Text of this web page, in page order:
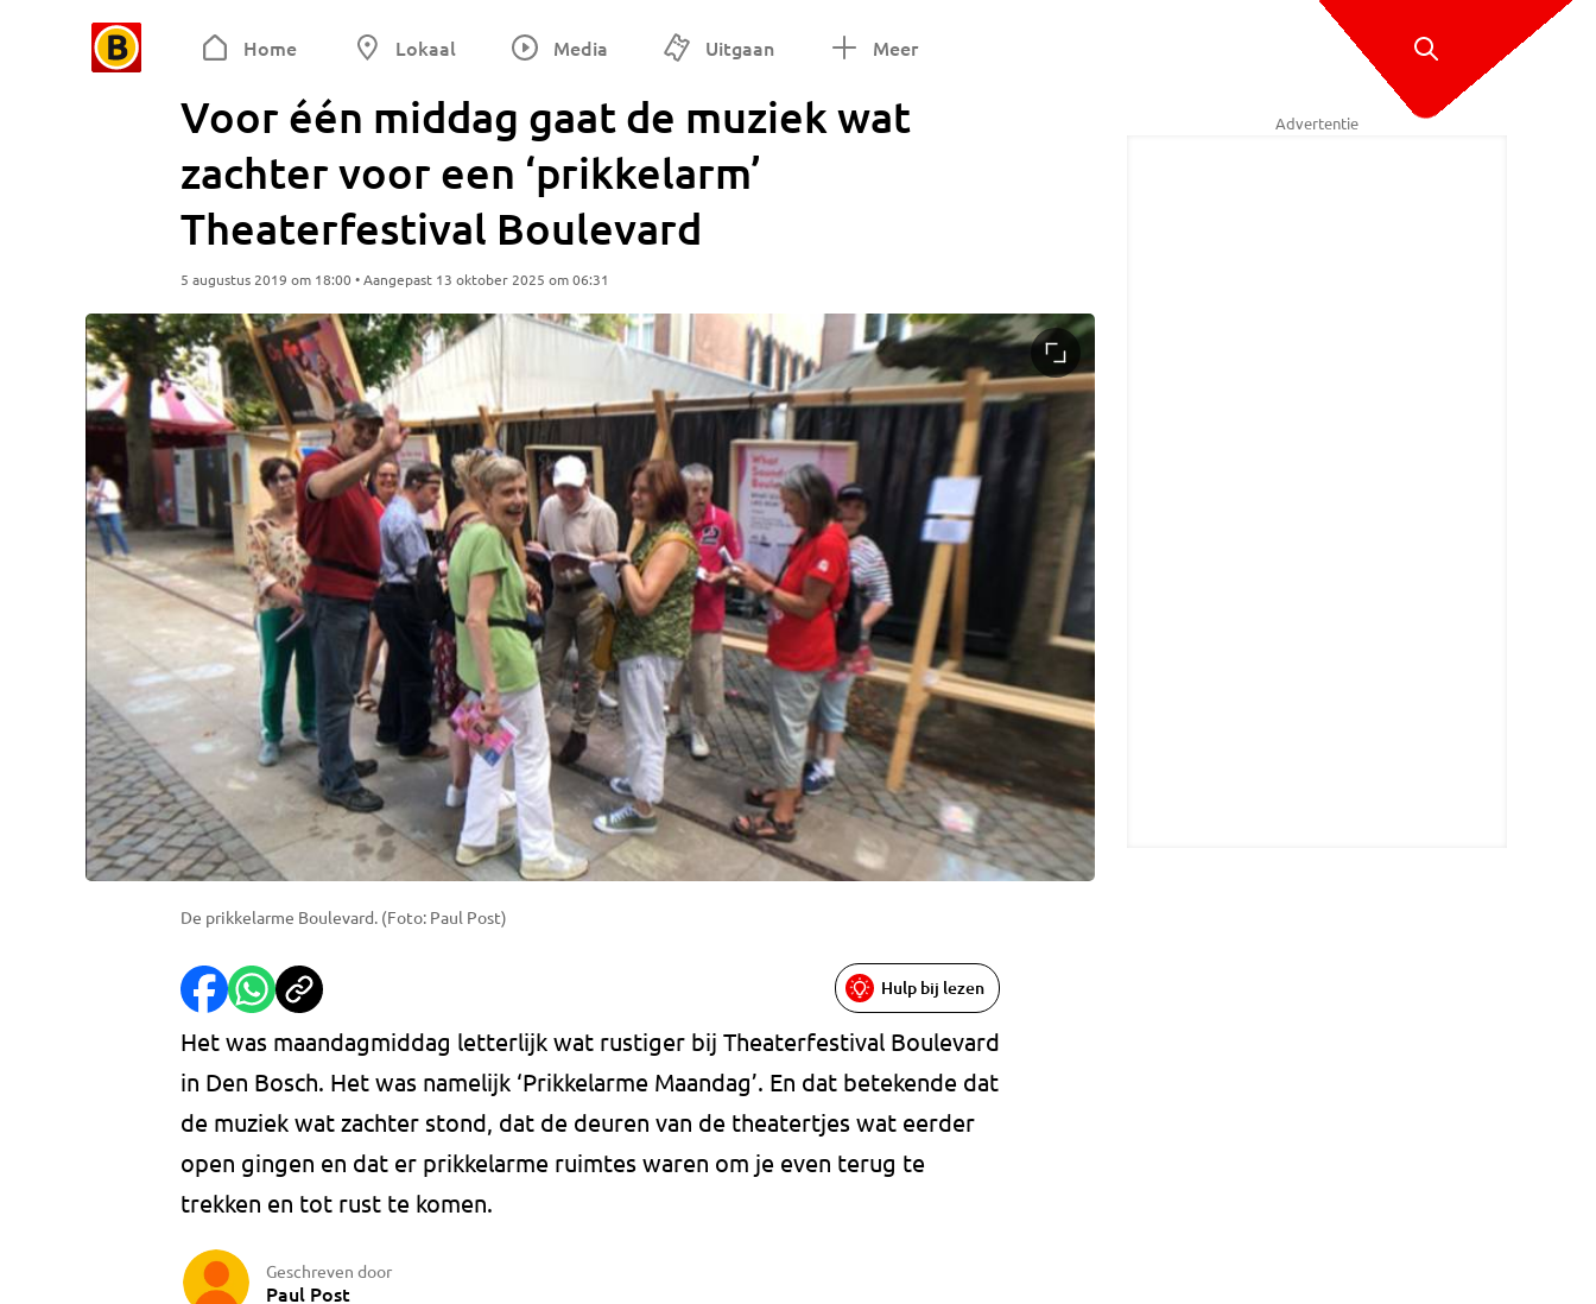
Home Lokaal Media Uitgaan Meer
Voor één middag gaat de muziek wat
zachter voor een ‘prikkelarm’
Theaterfestival Boulevard
5 augustus 2019 om 18:00 • Aangepast 13 oktober 2025 om 06:31
De prikkelarme Boulevard. (Foto: Paul Post)
Hulp bij lezen
Het was maandagmiddag letterlijk wat rustiger bij Theaterfestival Boulevard
in Den Bosch. Het was namelijk ‘Prikkelarme Maandag’. En dat betekende dat
de muziek wat zachter stond, dat de deuren van de theatertjes wat eerder
open gingen en dat er prikkelarme ruimtes waren om je even terug te
trekken en tot rust te komen.
Geschreven door
Paul Post
Advertentie